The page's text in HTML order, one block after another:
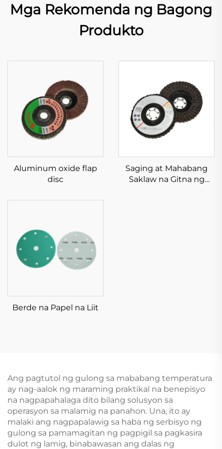
Mga Rekomenda ng Bagong
Produkto
Aluminum oxide flap
disc
Saging at Mahabang
Saklaw na Gitna ng
Berde na Papel na Liit
Ang pagtutol ng gulong sa mababang temperatura
ay nag-aalok ng maraming praktikal na benepisyo
na nagpapahalaga dito bilang solusyon sa
operasyon sa malamig na panahon. Una, ito ay
malaki ang nagpapalawig sa haba ng serbisyo ng
gulong sa pamamagitan ng pagpigil sa pagkasira
dulot ng lamig, binabawasan ang dalas ng